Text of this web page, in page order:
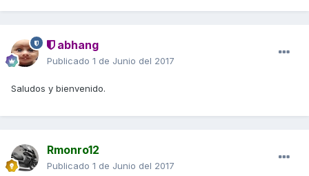
abhang
Publicado 1 de Junio del 2017
Saludos y bienvenido.
Rmonro12
Publicado 1 de Junio del 2017